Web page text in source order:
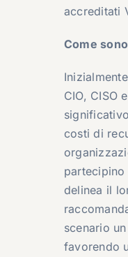
accreditati
Come
CIO, CISO
costi di
delinea il
scenario
favorendo